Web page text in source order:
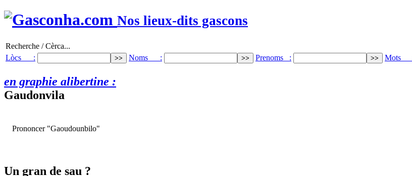
Nos lieux-dits gascons
Recherche / Cèrca...
Lòcs :
Noms : Prenoms : Mots
en graphie alibertine :
Gaudonvila
Prononcer "Gaoudounbilo"
Un gran de sau ?